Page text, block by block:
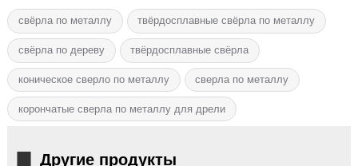
свёрла по металлу твёрдосплавные свёрла по металлу
свёрла по дереву твёрдосплавные свёрла
коническое сверло по металлу сверла по металлу
корончатые сверла по металлу для дрели
Другие продукты